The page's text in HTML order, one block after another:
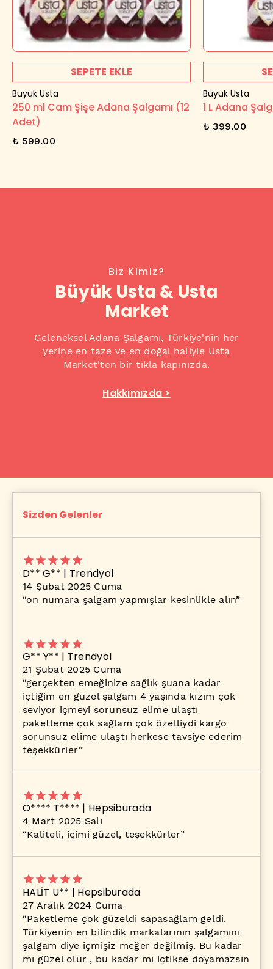
SEPETE EKLE
Büyük Usta
250 ml Cam Şişe Adana Şalgamı (12
Adet)
₺ 599.00
Büyük Usta
1 L Adana
₺ 399.00
Biz Kimiz?
Büyük Usta & Usta
Market
Geleneksel Adana Şalgamı, Türkiye'nin her
yerine en taze ve en doğal haliyle Usta
Market'ten bir tıkla kapınızda.
Hakkımızda >
Sizden Gelenler
D** G** | Trendyol
14 Şubat 2025 Cuma
“on numara şalgam yapmışlar kesinlikle alın”
G** Y** | Trendyol
21 Şubat 2025 Cuma
“gerçekten emeğinize sağlık şuana kadar
içtiğim en guzel şalgam 4 yaşında kızım çok
seviyor içmeyi sorunsuz elime ulaştı
paketleme çok sağlam çok özelliydi kargo
sorunsuz elime ulaştı herkese tavsiye ederim
teşekkürler”
O**** T**** | Hepsiburada
4 Mart 2025 Salı
“Kaliteli, içimi güzel, teşekkürler”
HALİT U** | Hepsiburada
27 Aralık 2024 Cuma
“Paketleme çok güzeldi sapasağlam geldi.
Türkiyenin en bilindik markalarının şalgamını
şalgam diye içmişiz meğer değilmiş. Bu kadar
mı güzel olur , bu kadar mı içtikse doyamazsın